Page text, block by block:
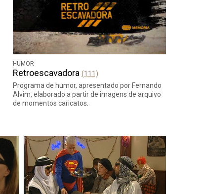
HUMOR
Retroescavadora (111)
Programa de humor, apresentado por Fernando
Alvim, elaborado a partir de imagens de arquivo
de momentos caricatos.